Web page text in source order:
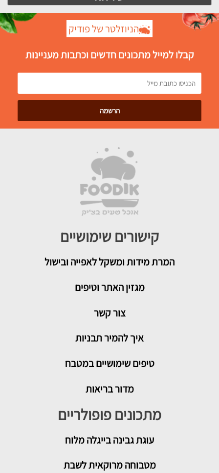
הניוזלטר של פודיק
קבלו למייל מתכונים חדשים וכתבות מעניינות
קישורים שימושיים
המרת מידות ומשקל לאפייה ובישול
מגזין האתר וטיפים
צור קשר
איך להמיר תבניות
טיפים שימושיים במטבח
מדור בריאות
מתכונים פופולריים
עוגת גבינה בייגלה מלוח
מטבוחה מרוקאית לשבת